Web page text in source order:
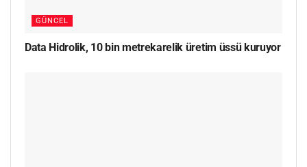
GÜNCEL
Data Hidrolik, 10 bin metrekarelik üretim üssü kuruyor